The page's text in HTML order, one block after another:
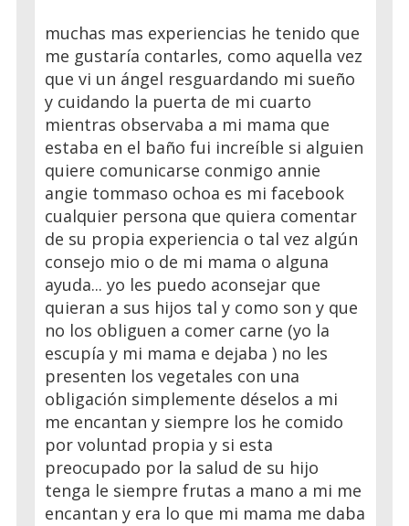
muchas mas experiencias he tenido que
me gustaría contarles, como aquella vez
que vi un ángel resguardando mi sueño
y cuidando la puerta de mi cuarto
mientras observaba a mi mama que
estaba en el baño fui increíble si alguien
quiere comunicarse conmigo annie
angie tommaso ochoa es mi facebook
cualquier persona que quiera comentar
de su propia experiencia o tal vez algún
consejo mio o de mi mama o alguna
ayuda... yo les puedo aconsejar que
quieran a sus hijos tal y como son y que
no los obliguen a comer carne (yo la
escupía y mi mama e dejaba ) no les
presenten los vegetales con una
obligación simplemente déselos a mi
me encantan y siempre los he comido
por voluntad propia y si esta
preocupado por la salud de su hijo
tenga le siempre frutas a mano a mi me
encantan y era lo que mi mama me daba